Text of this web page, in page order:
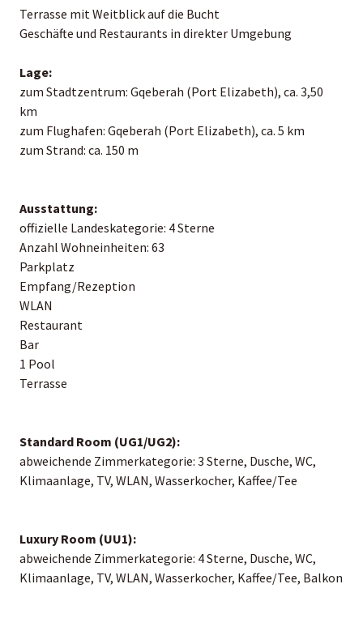
Terrasse mit Weitblick auf die Bucht
Geschäfte und Restaurants in direkter Umgebung
Lage:
zum Stadtzentrum: Gqeberah (Port Elizabeth), ca. 3,50
km
zum Flughafen: Gqeberah (Port Elizabeth), ca. 5 km
zum Strand: ca. 150 m
Ausstattung:
offizielle Landeskategorie: 4 Sterne
Anzahl Wohneinheiten: 63
Parkplatz
Empfang/Rezeption
WLAN
Restaurant
Bar
1 Pool
Terrasse
Standard Room (UG1/UG2):
abweichende Zimmerkategorie: 3 Sterne, Dusche, WC,
Klimaanlage, TV, WLAN, Wasserkocher, Kaffee/Tee
Luxury Room (UU1):
abweichende Zimmerkategorie: 4 Sterne, Dusche, WC,
Klimaanlage, TV, WLAN, Wasserkocher, Kaffee/Tee, Balkon